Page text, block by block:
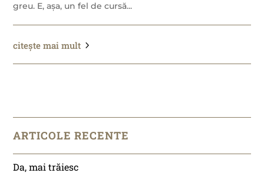
greu. E, așa, un fel de cursă...
citește mai mult
ARTICOLE RECENTE
Da, mai trăiesc